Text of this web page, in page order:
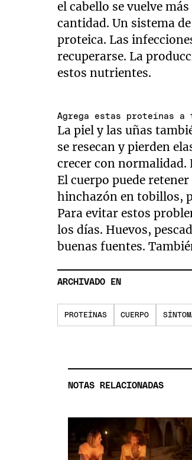
el cabello se vuelve
cantidad. Un sistema
proteica. Las
recuperarse. La
estos nutrientes.
Agrega estas proteínas
La piel y las uñas
se resecan y pierden
crecer con normalidad.
El cuerpo puede
hinchazón en tobillos,
Para evitar estos
los días. Huevos,
buenas fuentes.
ARCHIVADO EN
PROTEÍNAS CUERPO
NOTAS RELACIONADAS